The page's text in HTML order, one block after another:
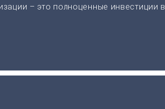
– это полноценные инвестиции в